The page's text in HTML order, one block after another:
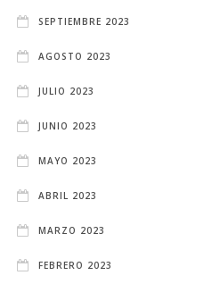
SEPTIEMBRE 2023
AGOSTO 2023
JULIO 2023
JUNIO 2023
MAYO 2023
ABRIL 2023
MARZO 2023
FEBRERO 2023